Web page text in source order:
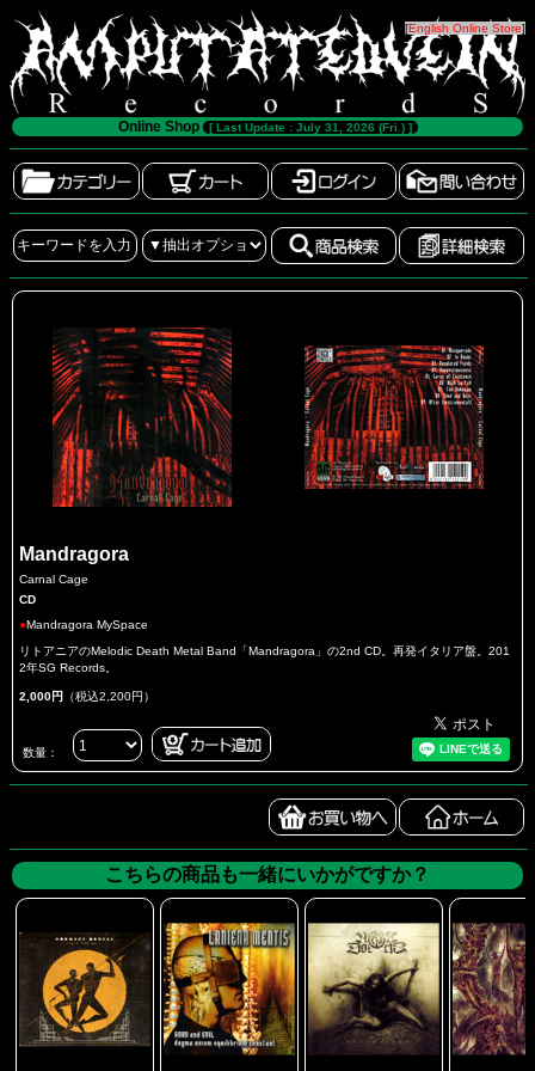
[English Online Store]
Online Shop [ Last Update : July 31, 2026 (Fri.) ]
Mandragora
Carnal Cage
CD
●Mandragora MySpace
リトアニアのMelodic Death Metal Band「Mandragora」の2nd CD。再発イタリア盤。201
2年SG Records。
2,000円 （税込2,200円）
数量：
こちらの商品も一緒にいかがですか？